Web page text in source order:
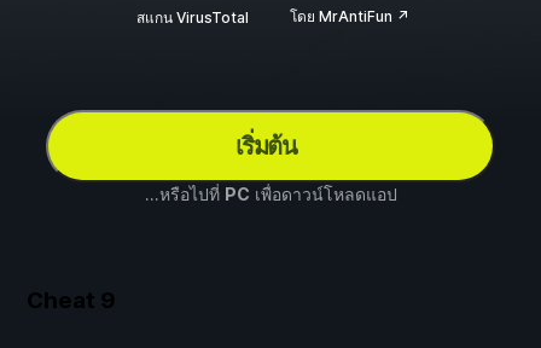
สแกน VirusTotal โดย MrAntiFun ↗
เริ่มต้น
...หรือไปที่ PC เพื่อดาวน์โหลดแอป
Cheat 9